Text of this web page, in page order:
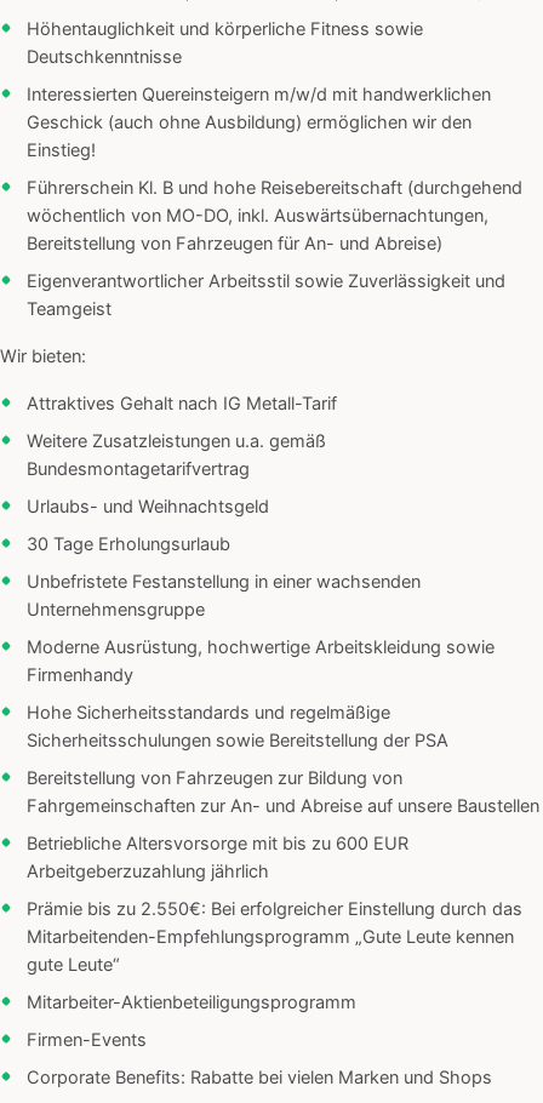
Höhentauglichkeit und körperliche Fitness sowie
Deutschkenntnisse
Interessierten Quereinsteigern m/w/d mit handwerklichen
Geschick (auch ohne Ausbildung) ermöglichen wir den
Einstieg!
Führerschein Kl. B und hohe Reisebereitschaft (durchgehend
wöchentlich von MO-DO, inkl. Auswärtsübernachtungen,
Bereitstellung von Fahrzeugen für An- und Abreise)
Eigenverantwortlicher Arbeitsstil sowie Zuverlässigkeit und
Teamgeist
Wir bieten:
Attraktives Gehalt nach IG Metall-Tarif
Weitere Zusatzleistungen u.a. gemäß
Bundesmontagetarifvertrag
Urlaubs- und Weihnachtsgeld
30 Tage Erholungsurlaub
Unbefristete Festanstellung in einer wachsenden
Unternehmensgruppe
Moderne Ausrüstung, hochwertige Arbeitskleidung sowie
Firmenhandy
Hohe Sicherheitsstandards und regelmäßige
Sicherheitsschulungen sowie Bereitstellung der PSA
Bereitstellung von Fahrzeugen zur Bildung von
Fahrgemeinschaften zur An- und Abreise auf unsere Baustellen
Betriebliche Altersvorsorge mit bis zu 600 EUR
Arbeitgeberzuzahlung jährlich
Prämie bis zu 2.550€: Bei erfolgreicher Einstellung durch das
Mitarbeitenden-Empfehlungsprogramm „Gute Leute kennen
gute Leute“
Mitarbeiter-Aktienbeteiligungsprogramm
Firmen-Events
Corporate Benefits: Rabatte bei vielen Marken und Shops